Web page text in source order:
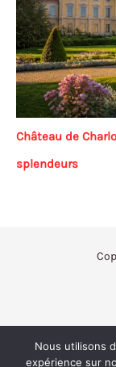
Château de
splendeurs
Nous utilisons
expérience sur